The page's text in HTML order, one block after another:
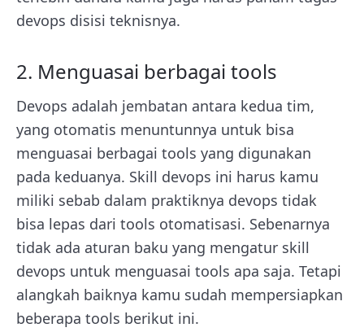
devops disisi teknisnya.
2. Menguasai berbagai tools
Devops adalah jembatan antara kedua tim,
yang otomatis menuntunnya untuk bisa
menguasai berbagai tools yang digunakan
pada keduanya. Skill devops ini harus kamu
miliki sebab dalam praktiknya devops tidak
bisa lepas dari tools otomatisasi. Sebenarnya
tidak ada aturan baku yang mengatur skill
devops untuk menguasai tools apa saja. Tetapi
alangkah baiknya kamu sudah mempersiapkan
beberapa tools berikut ini.